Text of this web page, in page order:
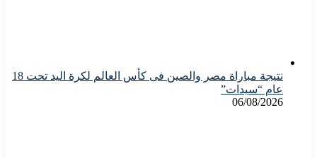
نتيجة مباراة مصر والصين فى كأس العالم لكرة اليد تحت 18
عام “سيدات”
06/08/2026